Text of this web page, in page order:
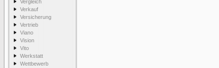
Vergleich
Verkauf
Versicherung
Vertrieb
Viano
Vision
Vito
Werkstatt
Wettbewerb